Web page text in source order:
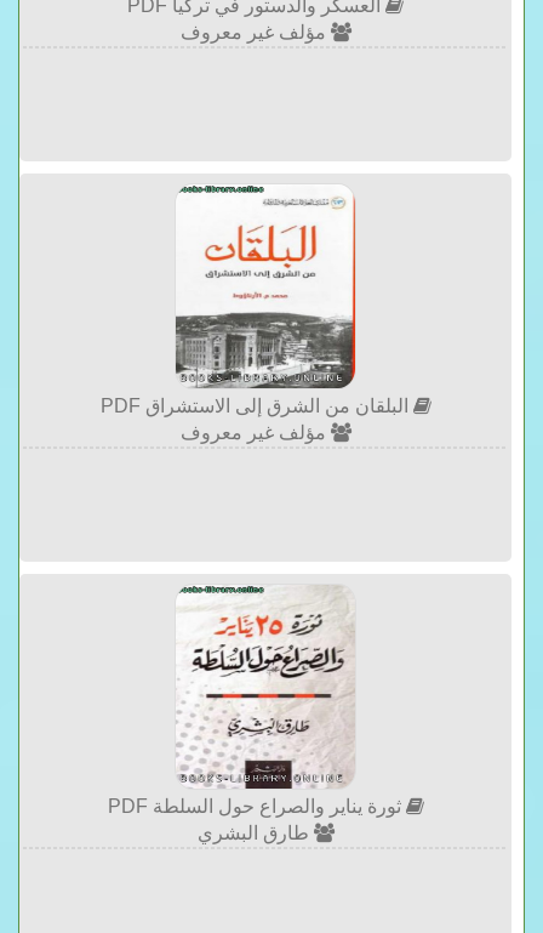
العسكر والدستور في تركيا PDF
مؤلف غير معروف
البلقان من الشرق إلى الاستشراق PDF
مؤلف غير معروف
ثورة يناير والصراع حول السلطة PDF
طارق البشري